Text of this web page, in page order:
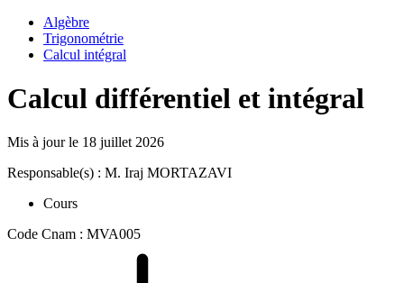
Algèbre
Trigonométrie
Calcul intégral
Calcul différentiel et intégral
Mis à jour le 18 juillet 2026
Responsable(s) : M. Iraj MORTAZAVI
Cours
Code Cnam : MVA005